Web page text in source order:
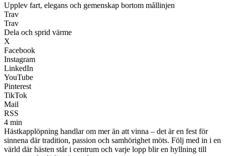
Upplev fart, elegans och gemenskap bortom mållinjen
Trav
Trav
Dela och sprid värme
X
Facebook
Instagram
LinkedIn
YouTube
Pinterest
TikTok
Mail
RSS
4 min
Hästkapplöpning handlar om mer än att vinna – det är en fest för
sinnena där tradition, passion och samhörighet möts. Följ med in i en
värld där hästen står i centrum och varje lopp blir en hyllning till